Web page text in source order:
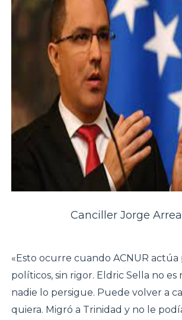
Canciller Jorge
«Esto ocurre cuando ACNUR actúa
políticos, sin rigor. Eldric Sella no es
nadie lo persigue. Puede volver a
quiera. Migró a Trinidad y no le